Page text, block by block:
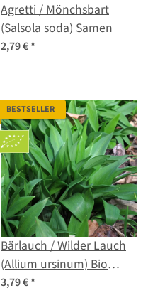
Agretti / Mönchsbart
(Salsola soda) Samen
2,79 €*
BESTSELLER
Bärlauch / Wilder Lauch
(Allium ursinum) Bio
Saatgut
3,79 €*